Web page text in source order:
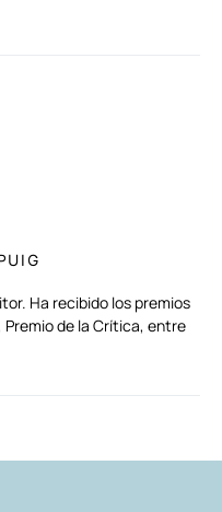
Ha recibido los premios
Premio de la Crítica, entre